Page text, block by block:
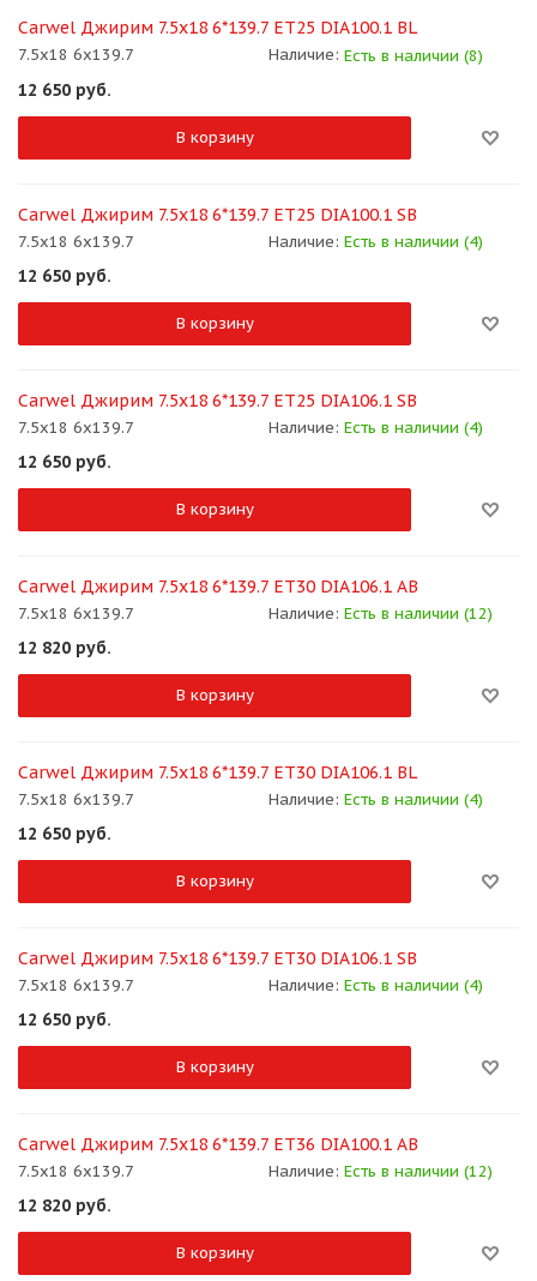
Carwel Джирим 7.5x18 6*139.7 ET25 DIA100.1 BL
7.5x18 6x139.7 Наличие: Есть в наличии (8)
12 650 руб.
В корзину
Carwel Джирим 7.5x18 6*139.7 ET25 DIA100.1 SB
7.5x18 6x139.7 Наличие: Есть в наличии (4)
12 650 руб.
В корзину
Carwel Джирим 7.5x18 6*139.7 ET25 DIA106.1 SB
7.5x18 6x139.7 Наличие: Есть в наличии (4)
12 650 руб.
В корзину
Carwel Джирим 7.5x18 6*139.7 ET30 DIA106.1 AB
7.5x18 6x139.7 Наличие: Есть в наличии (12)
12 820 руб.
В корзину
Carwel Джирим 7.5x18 6*139.7 ET30 DIA106.1 BL
7.5x18 6x139.7 Наличие: Есть в наличии (4)
12 650 руб.
В корзину
Carwel Джирим 7.5x18 6*139.7 ET30 DIA106.1 SB
7.5x18 6x139.7 Наличие: Есть в наличии (4)
12 650 руб.
В корзину
Carwel Джирим 7.5x18 6*139.7 ET36 DIA100.1 AB
7.5x18 6x139.7 Наличие: Есть в наличии (12)
12 820 руб.
В корзину